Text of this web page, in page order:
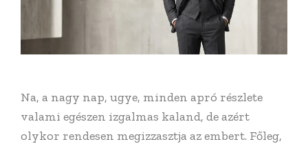
Na, a nagy nap, ugye, minden apró részlete
valami egészen izgalmas kaland, de azért
olykor rendesen megizzasztja az embert. Főleg,